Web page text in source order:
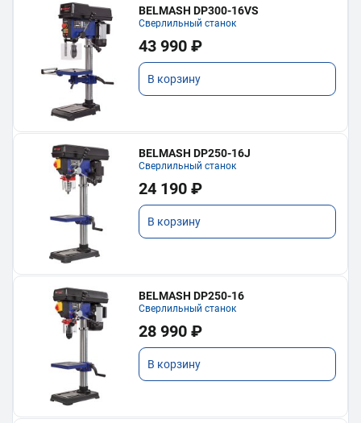
BELMASH DP300-16VS
Сверлильный станок
43 990 ₽
В корзину
BELMASH DP250-16J
Сверлильный станок
24 190 ₽
В корзину
BELMASH DP250-16
Сверлильный станок
28 990 ₽
В корзину